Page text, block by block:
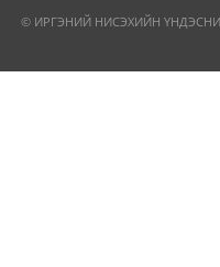
© ИРГЭНИЙ НИСЭХИЙН